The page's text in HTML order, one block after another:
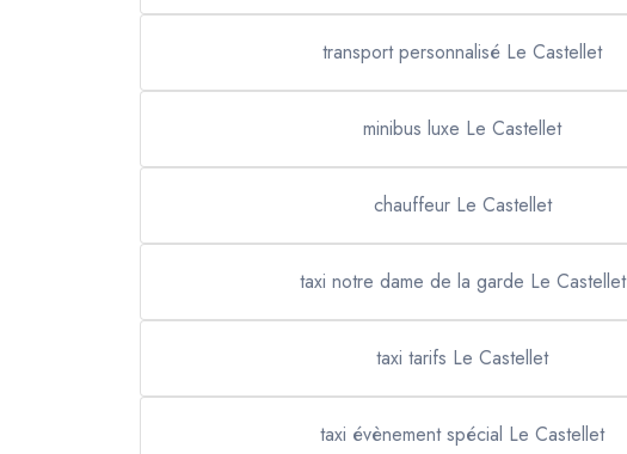
transport personnalisé Le Castellet
minibus luxe Le Castellet
chauffeur Le Castellet
taxi notre dame de la garde Le Castellet
taxi tarifs Le Castellet
taxi évènement spécial Le Castellet